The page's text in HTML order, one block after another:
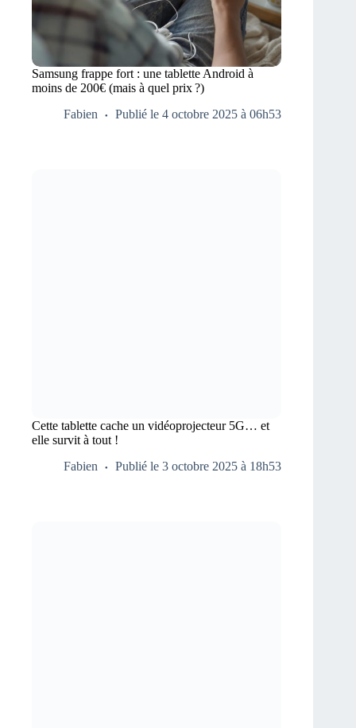
Samsung frappe fort : une tablette Android à
moins de 200€ (mais à quel prix ?)
Fabien
Publié le 4 octobre 2025 à 06h53
Cette tablette cache un vidéoprojecteur 5G… et
elle survit à tout !
Fabien
Publié le 3 octobre 2025 à 18h53